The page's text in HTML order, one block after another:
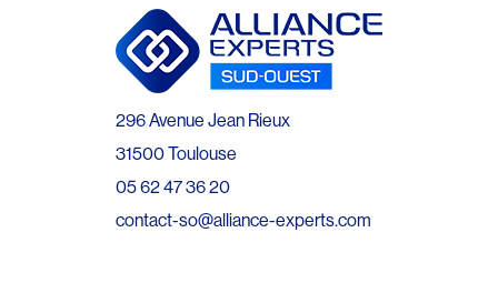
296 Avenue Jean Rieux
31500 Toulouse
05 62 47 36 20
contact-so@alliance-experts.com